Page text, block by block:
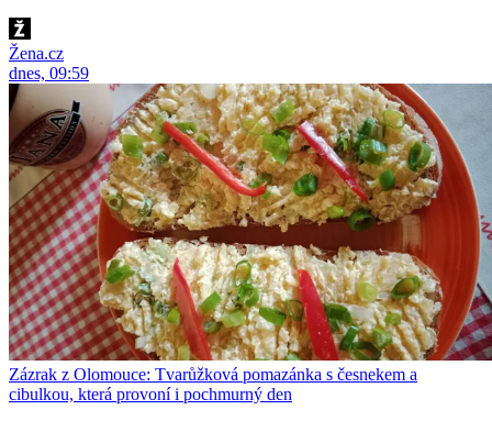
Žena.cz
dnes, 09:59
Zázrak z Olomouce: Tvarůžková pomazánka s česnekem a
cibulkou, která provoní i pochmurný den